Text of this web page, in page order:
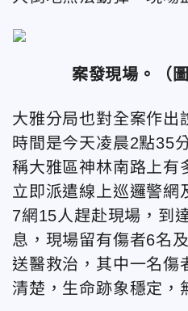
案發現場。（
大雅分局也對全案作出
時間是今天凌晨2點35
稱大雅區神林南路上有
立即派遣線上巡邏警網
7網15人趕赴現場，到
息，現場留有傷者6名
送醫救治，其中一名傷
清楚，生命跡象穩定，